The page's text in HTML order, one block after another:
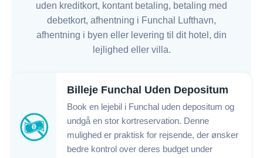
uden kreditkort, kontant betaling, betaling med
debetkort, afhentning i Funchal Lufthavn,
afhentning i byen eller levering til dit hotel, din
lejlighed eller villa.
Billeje Funchal Uden Depositum
Book en lejebil i Funchal uden depositum og
undgå en stor kortreservation. Denne
mulighed er praktisk for rejsende, der ønsker
bedre kontrol over deres budget under